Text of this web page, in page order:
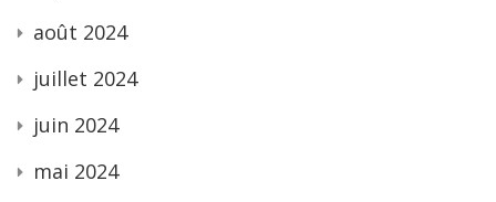
août 2024
juillet 2024
juin 2024
mai 2024